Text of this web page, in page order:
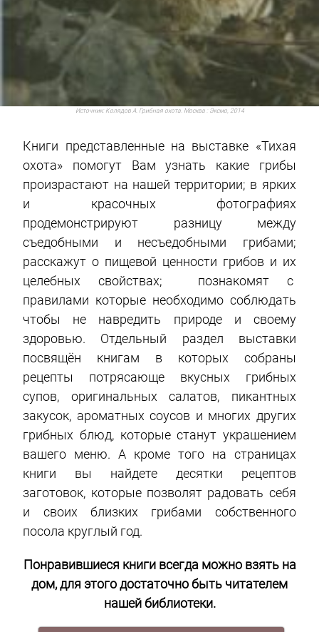
Источник: Колядов А. Грибная охота. Москва : Эксмо, 2014
Книги представленные на выставке «Тихая
охота» помогут Вам узнать какие грибы
произрастают на нашей территории; в ярких
и красочных фотографиях
продемонстрируют разницу между
съедобными и несъедобными грибами;
расскажут о пищевой ценности грибов и их
целебных свойствах; познакомят с
правилами которые необходимо соблюдать
чтобы не навредить природе и своему
здоровью. Отдельный раздел выставки
посвящён книгам в которых собраны
рецепты потрясающе вкусных грибных
супов, оригинальных салатов, пикантных
закусок, ароматных соусов и многих других
грибных блюд, которые станут украшением
вашего меню. А кроме того на страницах
книги вы найдете десятки рецептов
заготовок, которые позволят радовать себя
и своих близких грибами собственного
посола круглый год.
Понравившиеся книги всегда можно взять на
дом, для этого достаточно быть читателем
нашей библиотеки.